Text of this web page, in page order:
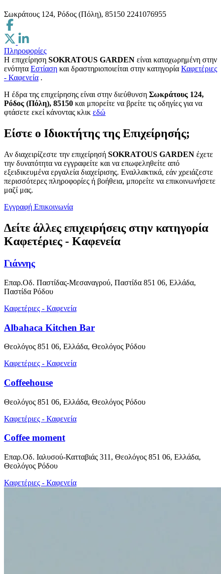
Σωκράτους 124, Ρόδος (Πόλη), 85150 2241076955
Πληροφορίες
Η επιχείρηση SOKRATOUS GARDEN είναι καταχωρημένη στην
ενότητα Εστίαση και δραστηριοποιείται στην κατηγορία Καφετέριες
- Καφενεία .
H έδρα της επιχείρησης είναι στην διεύθυνση Σωκράτους 124,
Ρόδος (Πόλη), 85150 και μπορείτε να βρείτε τις οδηγίες για να
φτάσετε εκεί κάνοντας κλικ εδώ
Είστε ο Ιδιοκτήτης της Επιχείρησής;
Αν διαχειρίζεστε την επιχείρησή SOKRATOUS GARDEN έχετε
την δυνατότητα να εγγραφείτε και να επωφεληθείτε από
εξειδικευμένα εργαλεία διαχείρισης. Εναλλακτικά, εάν χρειάζεστε
περισσότερες πληροφορίες ή βοήθεια, μπορείτε να επικοινωνήσετε
μαζί μας.
Εγγραφή Επικοινωνία
Δείτε άλλες επιχειρήσεις στην κατηγορία
Καφετέριες - Καφενεία
Γιάννης
Επαρ.Οδ. Παστίδας-Μεσαναγρού, Παστίδα 851 06, Ελλάδα,
Παστίδα Ρόδου
Καφετέριες - Καφενεία
Albahaca Kitchen Bar
Θεολόγος 851 06, Ελλάδα, Θεολόγος Ρόδου
Καφετέριες - Καφενεία
Coffeehouse
Θεολόγος 851 06, Ελλάδα, Θεολόγος Ρόδου
Καφετέριες - Καφενεία
Coffee moment
Επαρ.Οδ. Ιαλυσού-Κατταβιάς 311, Θεολόγος 851 06, Ελλάδα,
Θεολόγος Ρόδου
Καφετέριες - Καφενεία